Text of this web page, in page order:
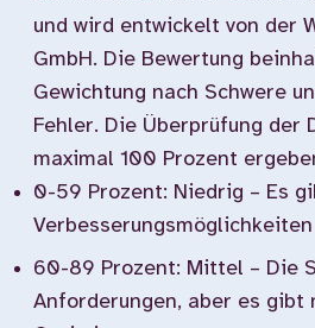
und wird entwickelt von der
GmbH. Die Bewertung
Gewichtung nach Schwere
Fehler. Die Überprüfung der
maximal 100 Prozent
0-59 Prozent: Niedrig – Es
Verbesserungsmöglichkeiten
60-89 Prozent: Mittel – Die
Anforderungen, aber es gibt